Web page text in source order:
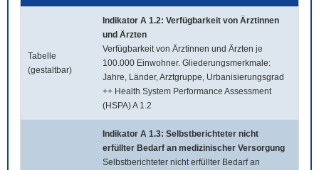
Tabelle
(gestaltbar)
Indikator A 1.2: Verfügbarkeit von Ärztinnen
und Ärzten
Verfügbarkeit von Ärztinnen und Ärzten je
100.000 Einwohner. Gliederungsmerkmale:
Jahre, Länder, Arztgruppe, Urbanisierungsgrad
++ Health System Performance Assessment
(HSPA) A 1.2
Indikator A 1.3: Selbstberichteter nicht
erfüllter Bedarf an medizinischer Versorgung
Selbstberichteter nicht erfüllter Bedarf an